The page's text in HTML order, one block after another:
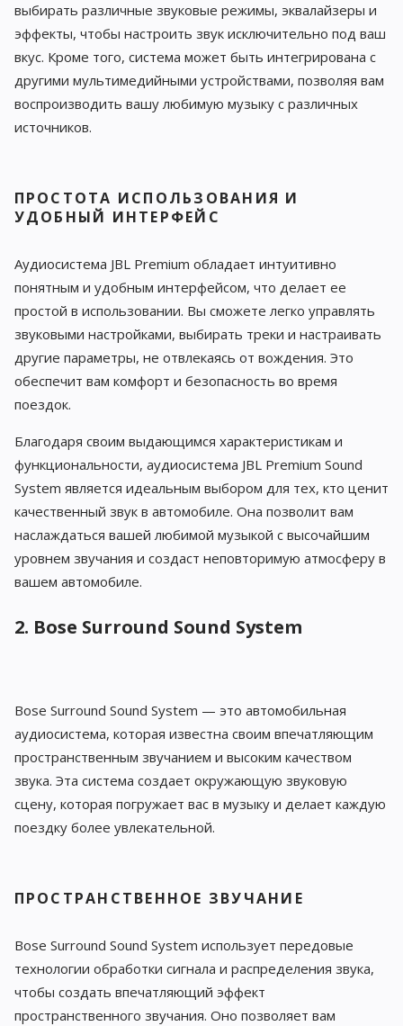
выбирать различные звуковые режимы, эквалайзеры и
эффекты, чтобы настроить звук исключительно под ваш
вкус. Кроме того, система может быть интегрирована с
другими мультимедийными устройствами, позволяя вам
воспроизводить вашу любимую музыку с различных
источников.
ПРОСТОТА ИСПОЛЬЗОВАНИЯ И
УДОБНЫЙ ИНТЕРФЕЙС
Аудиосистема JBL Premium обладает интуитивно
понятным и удобным интерфейсом, что делает ее
простой в использовании. Вы сможете легко управлять
звуковыми настройками, выбирать треки и настраивать
другие параметры, не отвлекаясь от вождения. Это
обеспечит вам комфорт и безопасность во время
поездок.
Благодаря своим выдающимся характеристикам и
функциональности, аудиосистема JBL Premium Sound
System является идеальным выбором для тех, кто ценит
качественный звук в автомобиле. Она позволит вам
наслаждаться вашей любимой музыкой с высочайшим
уровнем звучания и создаст неповторимую атмосферу в
вашем автомобиле.
2. Bose Surround Sound System
Bose Surround Sound System — это автомобильная
аудиосистема, которая известна своим впечатляющим
пространственным звучанием и высоким качеством
звука. Эта система создает окружающую звуковую
сцену, которая погружает вас в музыку и делает каждую
поездку более увлекательной.
ПРОСТРАНСТВЕННОЕ ЗВУЧАНИЕ
Bose Surround Sound System использует передовые
технологии обработки сигнала и распределения звука,
чтобы создать впечатляющий эффект
пространственного звучания. Оно позволяет вам